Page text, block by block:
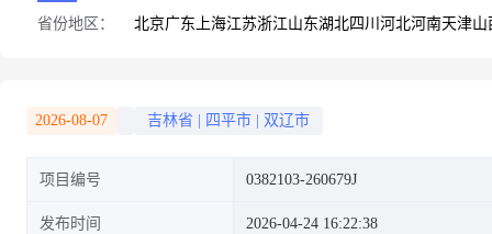
省份地区： 北京广东 上海江苏浙江山东湖北四川 河北河南天津山
2026-08-07 吉林省 四平市 双辽市
项目编号 0382103-260679J
发布时间 2026-04-24 16:22:38